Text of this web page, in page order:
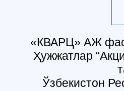
«КВАРЦ» АЖ
Ҳужжатлар
Ўзбекистон